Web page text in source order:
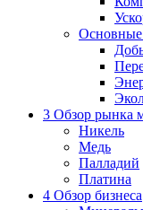
3 Обзор рынка
Никель
Медь
Палладий
Платина
4 Обзор бизнеса